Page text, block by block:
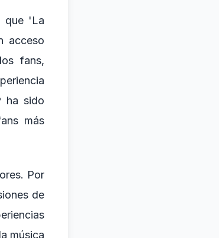
que 'La
acceso
fans,
ha sido
más
Por
de
música